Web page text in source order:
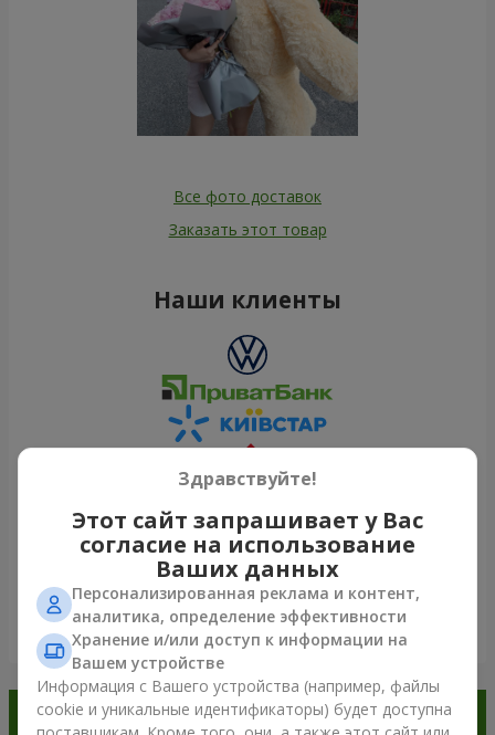
Все фото доставок
Заказать этот товар
Наши клиенты
Посмотреть все
Заказывайте в приложении
Здравствуйте!
Этот сайт запрашивает у Вас
согласие на использование
Ваших данных
Персонализированная реклама и контент,
аналитика, определение эффективности
Хранение и/или доступ к информации на
Вашем устройстве
Информация с Вашего устройства (например, файлы
cookie и уникальные идентификаторы) будет доступна